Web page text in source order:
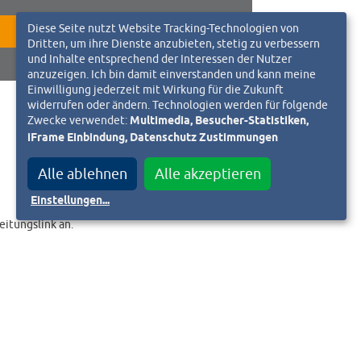
ZUR WEBSEITE
an.
Diese Seite nutzt Website Tracking-Technologien von
Dritten, um ihre Dienste anzubieten, stetig zu verbessern
und Inhalte entsprechend der Interessen der Nutzer
anzuzeigen. Ich bin damit einverstanden und kann meine
Einwilligung jederzeit mit Wirkung für die Zukunft
widerrufen oder ändern. Technologien werden für folgende
Zwecke verwendet:Multimedia, Besucher-Statistiken,
iFrame Einbindung, Datenschutz Zustimmungen
Alle ablehnen Alle akzeptieren
Einstellungen...